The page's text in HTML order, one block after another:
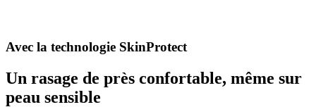
Avec la technologie SkinProtect
Un rasage de près confortable, même sur
peau sensible